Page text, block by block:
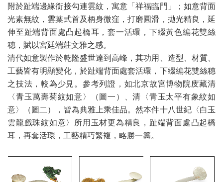
附於趾端邊緣銜接勾連雲紋，寓意「祥福臨門」；如意背面
光素無紋，雲葉式首及柄身微窪，打磨圓滑，拋光精良，延
伸至趾端背面處凸起橋耳，套一活環，下綴黃色編花雙絲
穗，賦以宮廷端莊文雅之感。
清代如意製作於乾隆盛世達到高峰，其功用、造型、材質、
工藝皆有明顯變化，於趾端背面處套活環，下綴編花雙絲穗
之技法，較為少見。參考列證，如北京故宮博物院庋藏清
〈青玉萬壽菊紋如意〉（圖一）、清〈青玉太平有象紋如
意〉（圖二），皆為典雅上乘佳品。然本件十八世紀〈白玉
雲龍戲珠紋如意〉所用玉材更為精良，趾端背面處凸起橋
耳，再套活環，工藝精巧繁複，略勝一籌。